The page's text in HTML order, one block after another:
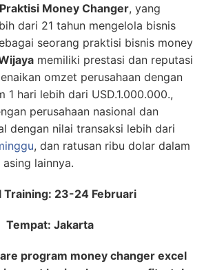
Praktisi Money Changer, yang
dari 21 tahun mengelola bisnis
seorang praktisi bisnis money
memiliki prestasi dan reputasi
omzet perusahaan dengan
1 hari lebih dari USD.1.000.000.,
perusahaan nasional dan
dengan nilai transaksi lebih dari
, dan ratusan ribu dolar dalam
lainnya.
Training: 23-24 Februari
Tempat: Jakarta
program money changer excel